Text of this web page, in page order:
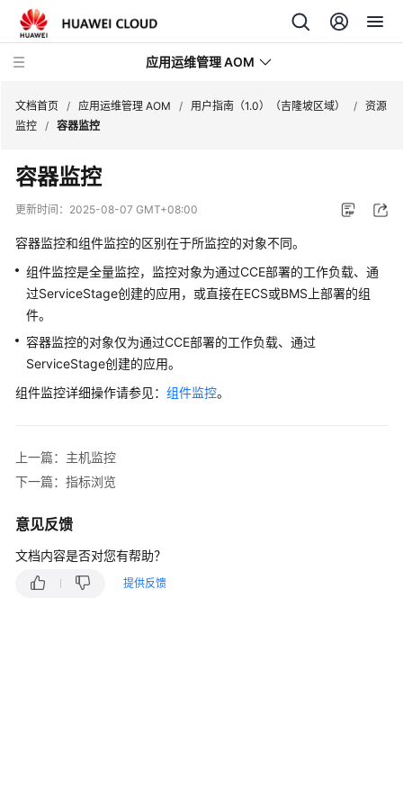
应用运维管理 AOM
最
新
动
产
品
介
绍
计
费
说
快
速
门
用
户
文档首页 / 应用运维管理 AOM / 用户指南（1.0）（吉隆坡区域） / 资源
监控 / 容器监控
容器监控
更新时间： 2025-08-07 GMT+08:00
容器监控和组件监控的区别在于所监控的对象不同。
组件监控是全量监控，监控对象为通过CCE部署的工作负载、通
过ServiceStage创建的应用，或直接在ECS或BMS上部署的组
件。
容器监控的对象仅为通过CCE部署的工作负载、通过
ServiceStage创建的应用。
组件监控详细操作请参见： 组件监控。
上一篇：主机监控
下一篇：指标浏览
意见反馈
文档内容是否对您有帮助？
提供反馈